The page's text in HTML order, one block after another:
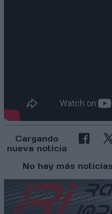
Cargando
nueva noticia
No hay más